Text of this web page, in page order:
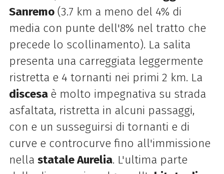
Sanremo(3.7 km a meno del 4% di
media con punte dell'8% nel tratto che
precede lo scollinamento). La salita
presenta una carreggiata leggermente
ristretta e 4 tornanti nei primi 2 km. La
discesa è molto impegnativa su strada
asfaltata, ristretta in alcuni passaggi,
con e un susseguirsi di tornanti e di
curve e controcurve fino all'immissione
nella statale Aurelia. L'ultima parte